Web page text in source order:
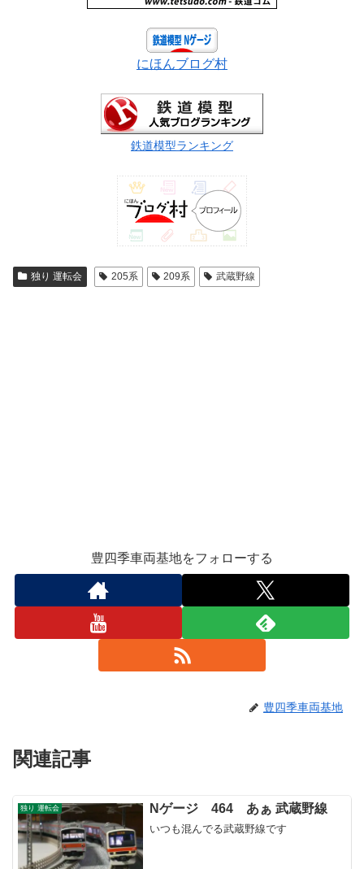
にほんブログ村
鉄道模型ランキング
独り 運転会 205系 209系 武蔵野線
豊四季車両基地をフォローする
豊四季車両基地
関連記事
独り 運転会 Nゲージ 464 あぁ 武蔵野線
いつも混んでる武蔵野線です